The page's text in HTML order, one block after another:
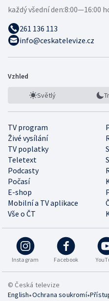
každý všední den:8:00—16:00
261 136 113
info@ceskatelevize.cz
Vzhled
Světlý
TV program
Živé vysílání
TV poplatky
Teletext
Podcasty
Počasí
E-shop
Mobilní a TV aplikace
Vše o ČT
Instagram Facebook
© Česká televize
English•Ochrana soukromí•